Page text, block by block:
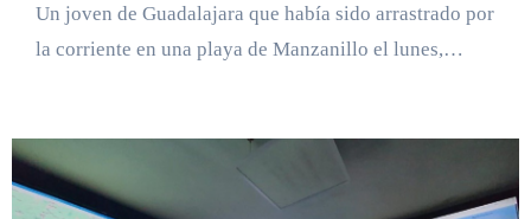
Un joven de Guadalajara que había sido arrastrado por
la corriente en una playa de Manzanillo el lunes,…